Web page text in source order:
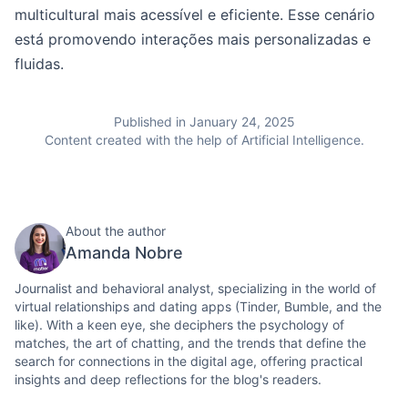
multicultural mais acessível e eficiente. Esse cenário
está promovendo interações mais personalizadas e
fluidas.
Published in January 24, 2025
Content created with the help of Artificial Intelligence.
About the author
Amanda Nobre
Journalist and behavioral analyst, specializing in the world of
virtual relationships and dating apps (Tinder, Bumble, and the
like). With a keen eye, she deciphers the psychology of
matches, the art of chatting, and the trends that define the
search for connections in the digital age, offering practical
insights and deep reflections for the blog's readers.